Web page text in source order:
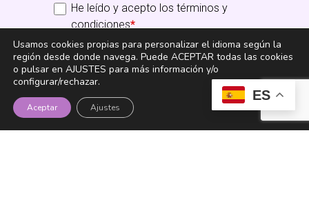
He leído y acepto los términos y
condiciones*
Suscribirme
ES
Usamos cookies propias para personalizar el idioma según la
región desde donde navega. Puede ACEPTAR todas las cookies
o pulsar en AJUSTES para más información y/o
configurar/rechazar.
Aceptar Ajustes